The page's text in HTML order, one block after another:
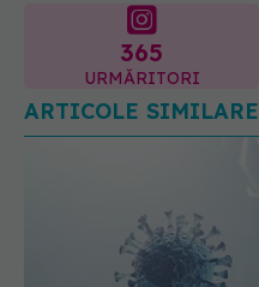
365
URMĂRITORI
ARTICOLE SIMILARE